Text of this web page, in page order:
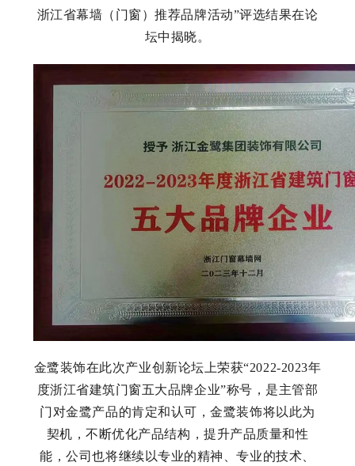
浙江省幕墙（门窗）推荐品牌活动”评选结果在论
坛中揭晓。
金鹭装饰在此次产业创新论坛上荣获“2022-2023年
度浙江省建筑门窗五大品牌企业”称号，是主管部
门对金鹭产品的肯定和认可，金鹭装饰将以此为
契机，不断优化产品结构，提升产品质量和性
能，公司也将继续以专业的精神、专业的技术、